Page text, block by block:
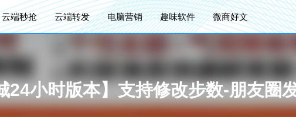
云端秒抢 云端转发 电脑营销 趣味软件 微商好文
24小时版本】支持修改步数-朋友圈